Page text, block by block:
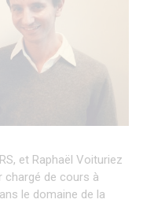
et Raphaël Voituriez
chargé de cours à
le domaine de la